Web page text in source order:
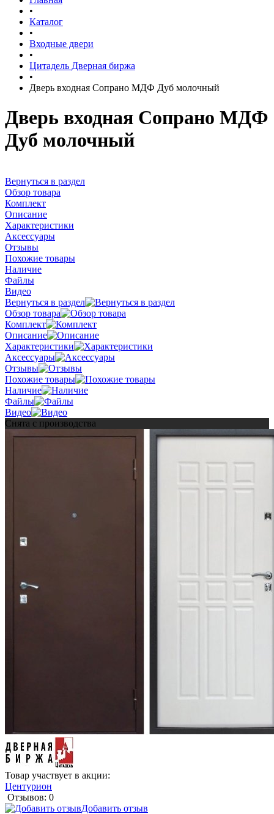
•
Каталог
•
Входные двери
•
Цитадель Дверная биржа
•
Дверь входная Сопрано МДФ Дуб молочный
Дверь входная Сопрано МДФ
Дуб молочный
Вернуться в раздел
Обзор товара
Комплект
Описание
Характеристики
Аксессуары
Отзывы
Похожие товары
Наличие
Файлы
Видео
Вернуться в раздел
Обзор товара
Комплект
Описание
Характеристики
Аксессуары
Отзывы
Похожие товары
Наличие
Файлы
Видео
Снята с производства
Товар участвует в акции:
Центурион
Отзывов: 0
Добавить отзыв